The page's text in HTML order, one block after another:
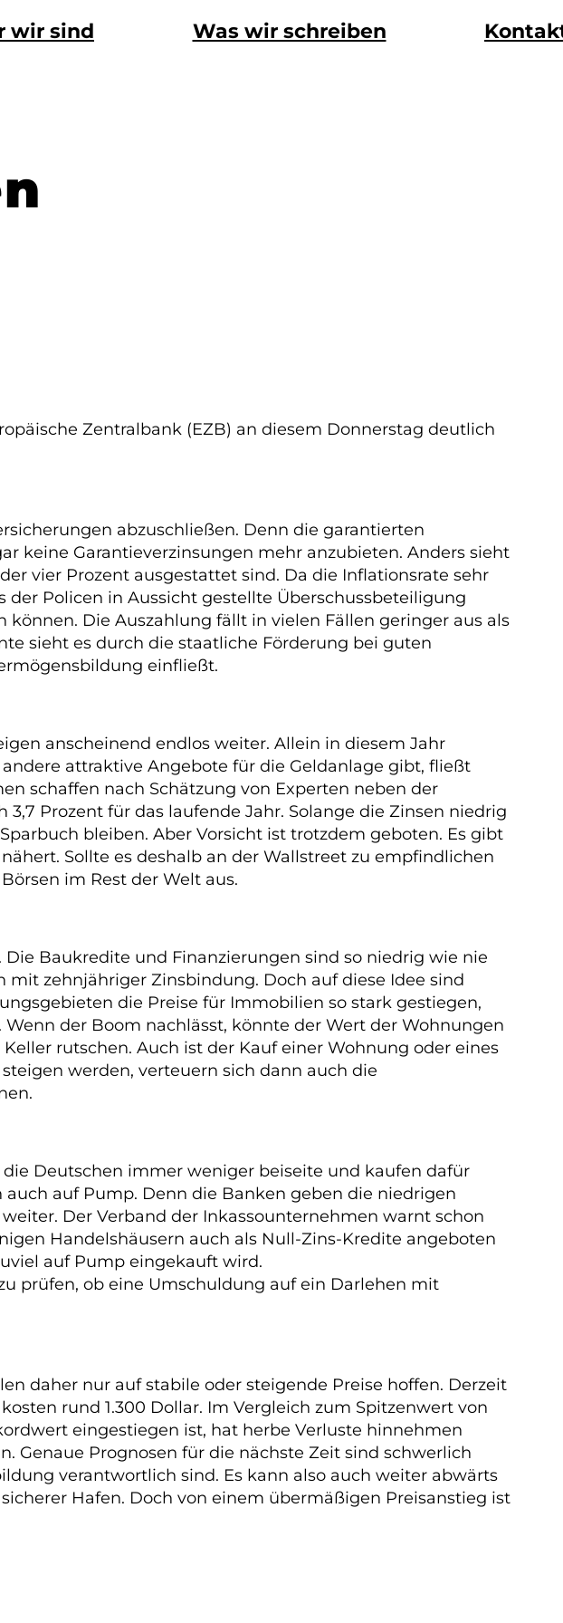
wir sind Was wir schreiben
Zentralbank (EZB) an diesem Donnerstag deutlich
abzuschließen. Denn die garantierten
keine Garantieverzinsungen mehr anzubieten. Anders sieht
vier Prozent ausgestattet sind. Da die Inflationsrate sehr
Policen in Aussicht gestellte Überschussbeteiligung
Die Auszahlung fällt in vielen Fällen geringer aus als
sieht es durch die staatliche Förderung bei guten
einfließt.
anscheinend endlos weiter. Allein in diesem Jahr
attraktive Angebote für die Geldanlage gibt, fließt
schaffen nach Schätzung von Experten neben der
Prozent für das laufende Jahr. Solange die Zinsen niedrig
bleiben. Aber Vorsicht ist trotzdem geboten. Es gibt
Sollte es deshalb an der Wallstreet zu empfindlichen
im Rest der Welt aus.
Baukredite und Finanzierungen sind so niedrig wie nie
zehnjähriger Zinsbindung. Doch auf diese Idee sind
die Preise für Immobilien so stark gestiegen,
der Boom nachlässt, könnte der Wert der Wohnungen
rutschen. Auch ist der Kauf einer Wohnung oder eines
werden, verteuern sich dann auch die
Deutschen immer weniger beiseite und kaufen dafür
auf Pump. Denn die Banken geben die niedrigen
Der Verband der Inkassounternehmen warnt schon
Handelshäusern auch als Null-Zins-Kredite angeboten
auf Pump eingekauft wird.
prüfen, ob eine Umschuldung auf ein Darlehen mit
daher nur auf stabile oder steigende Preise hoffen. Derzeit
rund 1.300 Dollar. Im Vergleich zum Spitzenwert von
eingestiegen ist, hat herbe Verluste hinnehmen
Genaue Prognosen für die nächste Zeit sind schwerlich
verantwortlich sind. Es kann also auch weiter abwärts
Hafen. Doch von einem übermäßigen Preisanstieg ist